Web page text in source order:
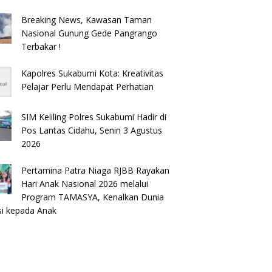
Breaking News, Kawasan Taman
Nasional Gunung Gede Pangrango
Terbakar !
Kapolres Sukabumi Kota: Kreativitas
Pelajar Perlu Mendapat Perhatian
SIM Keliling Polres Sukabumi Hadir di
Pos Lantas Cidahu, Senin 3 Agustus
2026
Pertamina Patra Niaga RJBB Rayakan
Hari Anak Nasional 2026 melalui
Program TAMASYA, Kenalkan Dunia
kepada Anak